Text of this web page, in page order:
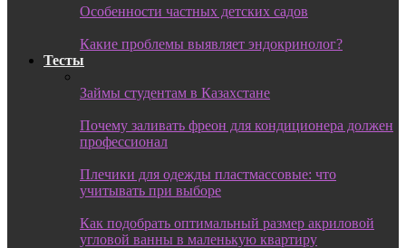
Особенности частных детских садов
Какие проблемы выявляет эндокринолог?
Тесты
Займы студентам в Казахстане
Почему заливать фреон для кондиционера должен
профессионал
Плечики для одежды пластмассовые: что
учитывать при выборе
Как подобрать оптимальный размер акриловой
угловой ванны в маленькую квартиру